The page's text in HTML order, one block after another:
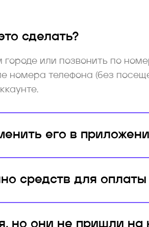
сделать?
или позвонить по
номера телефона (без
его в
средств для
но они не пришли на